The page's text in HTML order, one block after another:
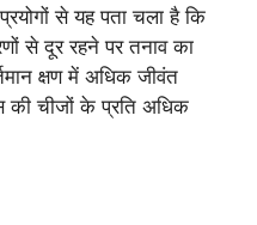
से यह पता चला है कि
से दूर रहने पर तनाव का
क्षण में अधिक जीवंत
चीजों के प्रति अधिक